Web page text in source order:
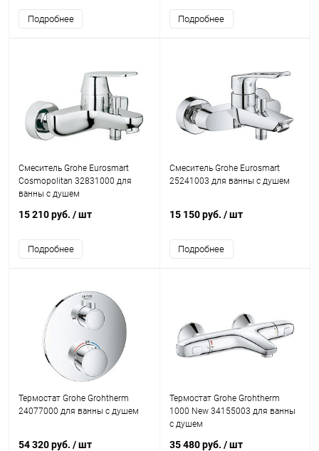
Подробнее Подробнее
Смеситель Grohe Eurosmart
Cosmopolitan 32831000 для
ванны с душем
15 210 руб. / шт
Подробнее
Смеситель Grohe Eurosmart
25241003 для ванны с душем
15 150 руб. / шт
Подробнее
Термостат Grohe Grohtherm
24077000 для ванны с душем
54 320 руб. / шт
Термостат Grohe Grohtherm
1000 New 34155003 для ванны
с душем
35 480 руб. / шт